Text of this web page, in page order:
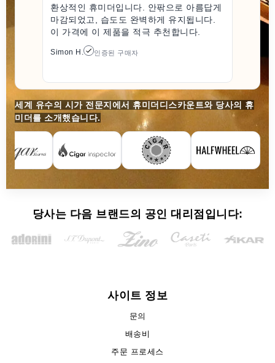
환상적인 휴미더입니다. 안팎으로 아름답게
마감되었고, 습도도 완벽하게 유지됩니다.
이 가격에 이 제품을 적극 추천합니다.
Simon H. 인증된 구매자
세계 유수의 시가 전문지에서 휴미더디스카운트와 당사의 휴
미더를 소개했습니다.
당사는 다음 브랜드의 공인 대리점입니다:
사이트 정보
문의
배송비
주문 프로세스